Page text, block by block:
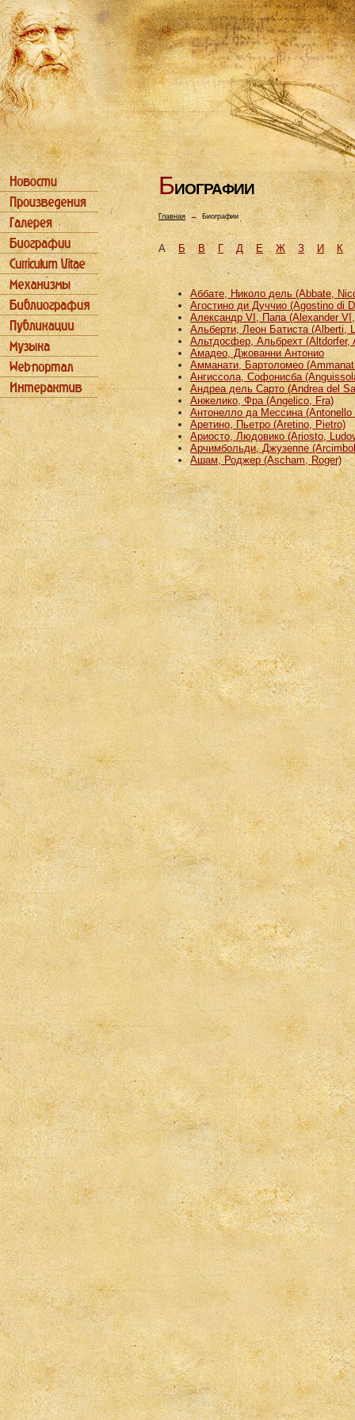
БИОГРАФИИ
Главная→ Биографии
АБ В Г Д Е Ж З И К
Аббате, Николо дель (Abbate,
Агостино ди Дуччио (Agostino di
Александр VI, Папа (Alexander
Альберти, Леон Батиста (Alberti,
Альтдосфер, Альбрехт (Altdorfer,
Амадео, Джованни Антонио
Амманати, Бартоломео
Ангиссола, Софонисба
Андреа дель Сарто (Andrea del
Анжелико, Фра (Angelico, Fra)
Антонелло да Мессина (Antonello
Аретино, Пьетро (Aretino, Pietro)
Ариосто, Людовико (Ariosto,
Арчимбольди, Джузеппе
Ашам, Роджер (Ascham, Roger)